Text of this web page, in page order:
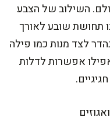
השילוב של הצבע
תחושת שובע לאורך
לצד מנות כמו פילה
אפשרות לדלות